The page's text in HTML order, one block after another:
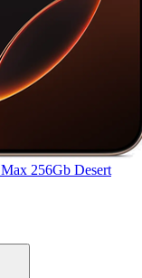
256Gb Desert